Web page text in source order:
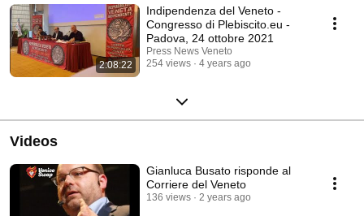
2:08:22
Indipendenza del Veneto -
Congresso di Plebiscito.eu -
Padova, 24 ottobre 2021
Press News Veneto
254 views
4 years ago
Videos
Gianluca Busato risponde al
Corriere del Veneto
136 views 2 years ago